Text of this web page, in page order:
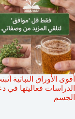
أقوى الأوراق النباتية
الدراسات فعاليتها في
الجسم